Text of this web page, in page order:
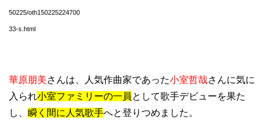
50225/oth150225224700
33-s.html
華原朋美さんは、人気作曲家であった小室哲哉さんに気に
入られ小室ファミリーの一員 として歌手デビューを果た
し、 瞬く間に人気歌手へと登りつめました。